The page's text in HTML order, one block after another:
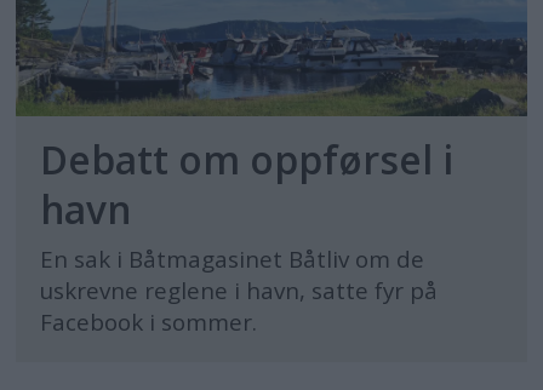
Debatt om oppførsel i
havn
En sak i Båtmagasinet Båtliv om de
uskrevne reglene i havn, satte fyr på
Facebook i sommer.